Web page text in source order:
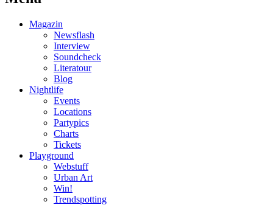
Magazin
Newsflash
Interview
Soundcheck
Literatour
Blog
Nightlife
Events
Locations
Partypics
Charts
Tickets
Playground
Webstuff
Urban Art
Win!
Trendspotting